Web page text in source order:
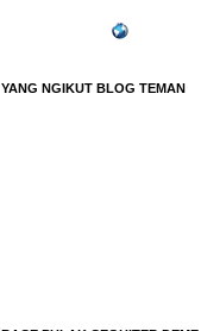
YANG NGIKUT BLOG TEMAN